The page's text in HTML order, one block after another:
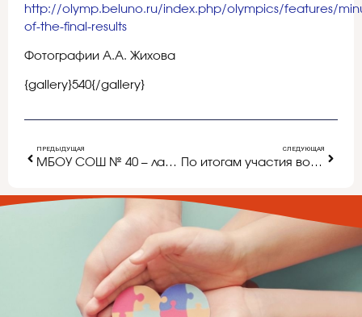
http://olymp.beluno.ru/index.php/olympics/features/
of-the-final-results
Фотографии А.А. Жихова
{gallery}540{/gallery}
ПРЕДЫДУЩАЯ
МБОУ СОШ № 40 – лауреат конкурса «100 лучших школ России»
СЛЕДУЮЩАЯ
По итогам участия во всероссийских конкурсах – лучшие!